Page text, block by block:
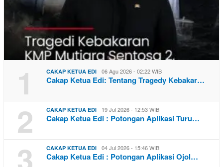
1 CAKAP KETUA EDI 06 Agu 2026 - 02:22 WIB
Cakap Ketua Edi: Tentang Tragedy Kebakar…
2 CAKAP KETUA EDI 19 Jul 2026 - 12:53 WIB
Cakap Ketua Edi : Potongan Aplikasi Turu…
CAKAP KETUA EDI 04 Jul 2026 - 15:46 WIB
Cakap Ketua Edi : Potongan Aplikasi Ojol…